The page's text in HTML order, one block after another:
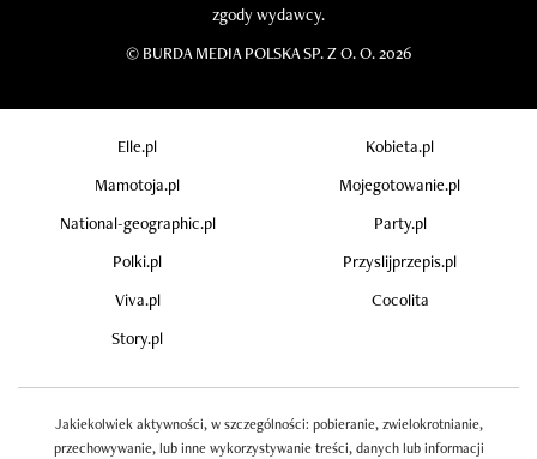
zgody wydawcy.
© BURDA MEDIA POLSKA SP. Z O. O. 2026
Elle.pl
Kobieta.pl
Mamotoja.pl
Mojegotowanie.pl
National-geographic.pl
Party.pl
Polki.pl
Przyslijprzepis.pl
Viva.pl
Cocolita
Story.pl
Jakiekolwiek aktywności, w szczególności: pobieranie, zwielokrotnianie,
przechowywanie, lub inne wykorzystywanie treści, danych lub informacji